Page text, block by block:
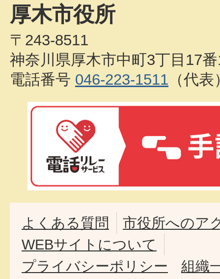
厚木市役所
〒243-8511
神奈川県厚木市中町3丁目17
電話番号 046-223-1511 （代表
よくある質問
市役所へのア
WEBサイトについて
プライバシーポリシー
組織